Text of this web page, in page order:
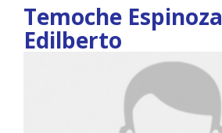
Temoche Espinoza
Edilberto